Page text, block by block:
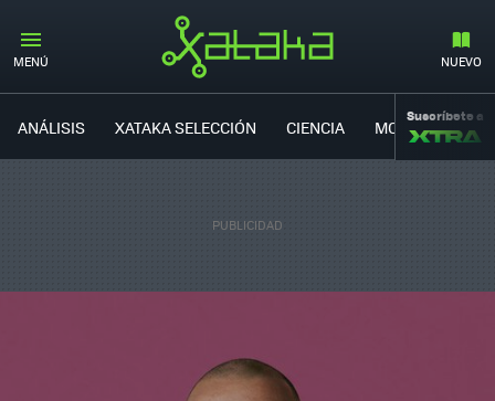
MENÚ NUEVO
ANÁLISIS XATAKA SELECCIÓN CIENCIA MOVILIDAD
Suscríbete a